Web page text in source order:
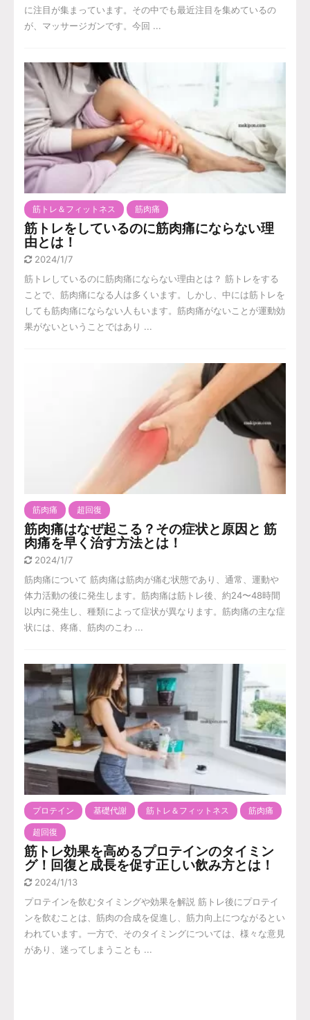
に注目が集まっています。その中でも最近注目を集めているの
が、マッサージガンです。今回 ...
筋トレ＆フィットネス 筋肉痛
筋トレをしているのに筋肉痛にならない理
由とは！
2024/1/7
筋トレしているのに筋肉痛にならない理由とは？ 筋トレをする
ことで、筋肉痛になる人は多くいます。しかし、中には筋トレを
しても筋肉痛にならない人もいます。筋肉痛がないことが運動効
果がないということではあり ...
筋肉痛 超回復
筋肉痛はなぜ起こる？その症状と原因と 筋
肉痛を早く治す方法とは！
2024/1/7
筋肉痛について 筋肉痛は筋肉が痛む状態であり、通常、運動や
体力活動の後に発生します。筋肉痛は筋トレ後、約24〜48時間
以内に発生し、種類によって症状が異なります。筋肉痛の主な症
状には、疼痛、筋肉のこわ ...
プロテイン 基礎代謝 筋トレ＆フィットネス 筋肉痛
超回復
筋トレ効果を高めるプロテインのタイミン
グ！回復と成長を促す正しい飲み方とは！
2024/1/13
プロテインを飲むタイミングや効果を解説 筋トレ後にプロテイ
ンを飲むことは、筋肉の合成を促進し、筋力向上につながるとい
われています。一方で、そのタイミングについては、様々な意見
があり、迷ってしまうことも ...